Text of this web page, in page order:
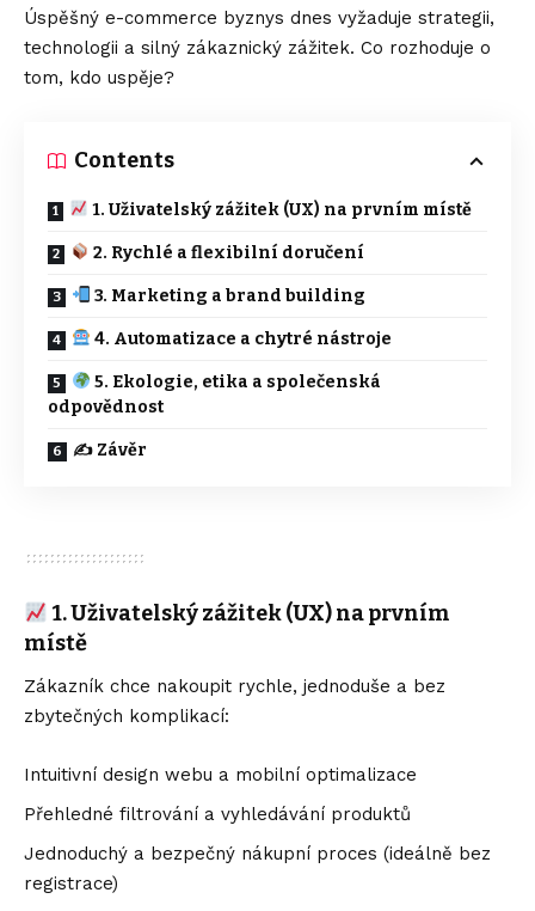
Úspěšný e-commerce byznys dnes vyžaduje strategii,
technologii a silný zákaznický zážitek. Co rozhoduje o
tom, kdo uspěje?
Contents
1. Uživatelský zážitek (UX) na prvním místě
2. Rychlé a flexibilní doručení
3. Marketing a brand building
4. Automatizace a chytré nástroje
5. Ekologie, etika a společenská
odpovědnost
✍️ Závěr
1. Uživatelský zážitek (UX) na prvním
místě
Zákazník chce nakoupit rychle, jednoduše a bez
zbytečných komplikací:
Intuitivní design webu a mobilní optimalizace
Přehledné filtrování a vyhledávání produktů
Jednoduchý a bezpečný nákupní proces (ideálně bez
registrace)